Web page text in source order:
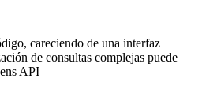
careciendo de una interfaz
de consultas complejas puede
API